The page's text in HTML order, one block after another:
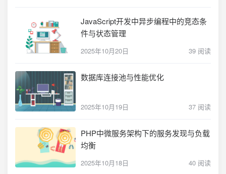
JavaScript开发中异步编程中的竞态条
件与状态管理
2025年10月20日 39 阅读
数据库连接池与性能优化
2025年10月19日 37 阅读
PHP中微服务架构下的服务发现与负载
均衡
2025年10月18日 40 阅读